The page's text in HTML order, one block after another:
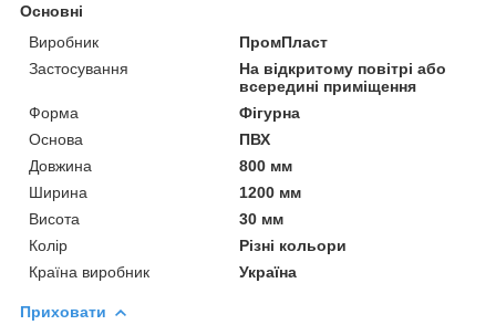
Основні
Виробник
ПромПласт
Застосування
На відкритому повітрі або
всередині приміщення
Форма
Фігурна
Основа
ПВХ
Довжина
800 мм
Ширина
1200 мм
Висота
30 мм
Колір
Різні кольори
Країна виробник
Україна
Приховати